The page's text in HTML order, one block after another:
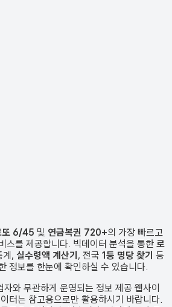
또 6/45 및 연금복권 720+의 가장 빠르고
스를 제공합니다. 빅데이터 분석을 통한 로
계, 실수령액 계산기, 전국 1등 명당 찾기 등
정보를 한눈에 확인하실 수 있습니다.
와 무관하게 운영되는 정보 제공 웹사이
터는 참고용으로만 활용하시기 바랍니다.